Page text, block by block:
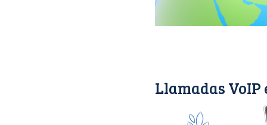
Llamadas VoIP